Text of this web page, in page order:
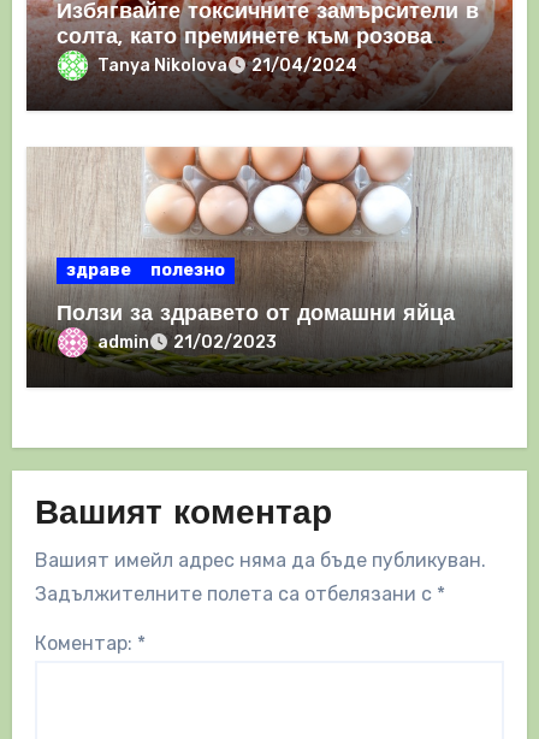
Избягвайте токсичните замърсители в
солта, като преминете към розова
хималайска сол
Tanya Nikolova 21/04/2024
здраве полезно
Ползи за здравето от домашни яйца
admin 21/02/2023
Вашият коментар
Вашият имейл адрес няма да бъде публикуван.
Задължителните полета са отбелязани с *
Коментар: *